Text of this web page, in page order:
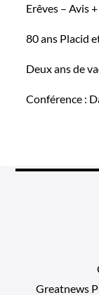
Erêves – Avis +
80 ans Placid
Deux ans de
Conférence :
Greatnews